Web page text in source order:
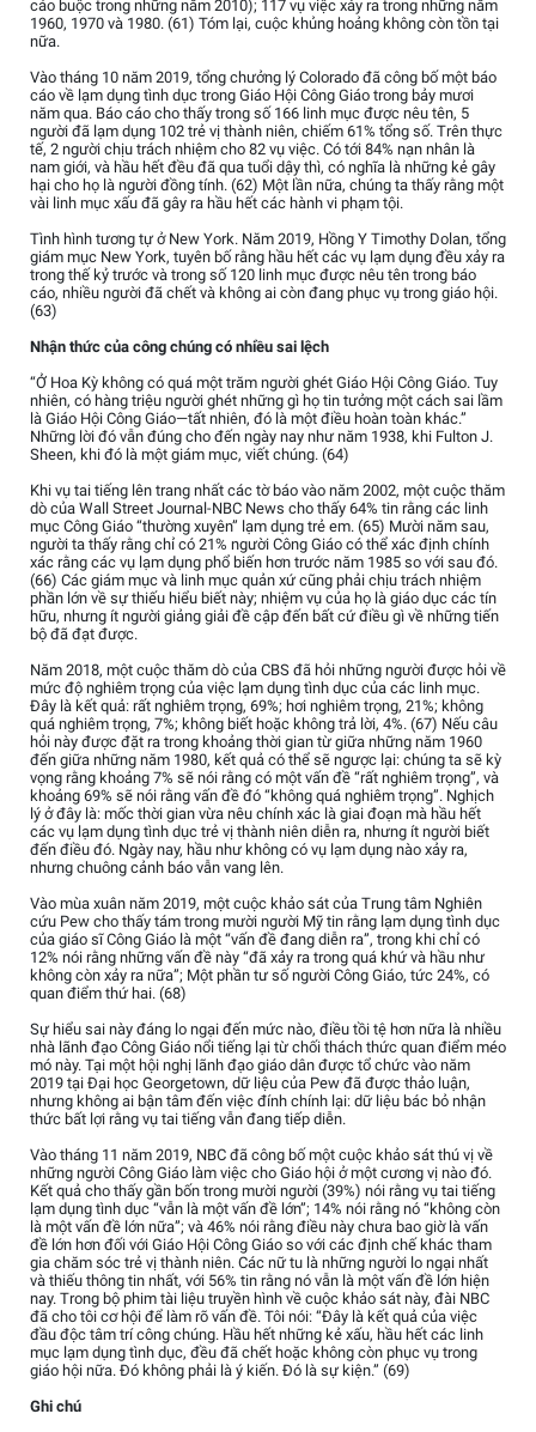
cáo buộc trong những năm 2010); 117 vụ việc xảy ra trong những năm
1960, 1970 và 1980. (61) Tóm lại, cuộc khủng hoảng không còn tồn tại
nữa.
Vào tháng 10 năm 2019, tổng chưởng lý Colorado đã công bố một báo
cáo về lạm dụng tình dục trong Giáo Hội Công Giáo trong bảy mươi
năm qua. Báo cáo cho thấy trong số 166 linh mục được nêu tên, 5
người đã lạm dụng 102 trẻ vị thành niên, chiếm 61% tổng số. Trên thực
tế, 2 người chịu trách nhiệm cho 82 vụ việc. Có tới 84% nạn nhân là
nam giới, và hầu hết đều đã qua tuổi dậy thì, có nghĩa là những kẻ gây
hại cho họ là người đồng tính. (62) Một lần nữa, chúng ta thấy rằng một
vài linh mục xấu đã gây ra hầu hết các hành vi phạm tội.
Tình hình tương tự ở New York. Năm 2019, Hồng Y Timothy Dolan, tổng
giám mục New York, tuyên bố rằng hầu hết các vụ lạm dụng đều xảy ra
trong thế kỷ trước và trong số 120 linh mục được nêu tên trong báo
cáo, nhiều người đã chết và không ai còn đang phục vụ trong giáo hội.
(63)
Nhận thức của công chúng có nhiều sai lệch
“Ở Hoa Kỳ không có quá một trăm người ghét Giáo Hội Công Giáo. Tuy
nhiên, có hàng triệu người ghét những gì họ tin tưởng một cách sai lầm
là Giáo Hội Công Giáo—tất nhiên, đó là một điều hoàn toàn khác.”
Những lời đó vẫn đúng cho đến ngày nay như năm 1938, khi Fulton J.
Sheen, khi đó là một giám mục, viết chúng. (64)
Khi vụ tai tiếng lên trang nhất các tờ báo vào năm 2002, một cuộc thăm
dò của Wall Street Journal-NBC News cho thấy 64% tin rằng các linh
mục Công Giáo “thường xuyên” lạm dụng trẻ em. (65) Mười năm sau,
người ta thấy rằng chỉ có 21% người Công Giáo có thể xác định chính
xác rằng các vụ lạm dụng phổ biến hơn trước năm 1985 so với sau đó.
(66) Các giám mục và linh mục quản xứ cũng phải chịu trách nhiệm
phần lớn về sự thiếu hiểu biết này; nhiệm vụ của họ là giáo dục các tín
hữu, nhưng ít người giảng giải đề cập đến bất cứ điều gì về những tiến
bộ đã đạt được.
Năm 2018, một cuộc thăm dò của CBS đã hỏi những người được hỏi về
mức độ nghiêm trọng của việc lạm dụng tình dục của các linh mục.
Đây là kết quả: rất nghiêm trọng, 69%; hơi nghiêm trọng, 21%; không
quá nghiêm trọng, 7%; không biết hoặc không trả lời, 4%. (67) Nếu câu
hỏi này được đặt ra trong khoảng thời gian từ giữa những năm 1960
đến giữa những năm 1980, kết quả có thể sẽ ngược lại: chúng ta sẽ kỳ
vọng rằng khoảng 7% sẽ nói rằng có một vấn đề “rất nghiêm trọng”, và
khoảng 69% sẽ nói rằng vấn đề đó “không quá nghiêm trọng”. Nghịch
lý ở đây là: mốc thời gian vừa nêu chính xác là giai đoạn mà hầu hết
các vụ lạm dụng tình dục trẻ vị thành niên diễn ra, nhưng ít người biết
đến điều đó. Ngày nay, hầu như không có vụ lạm dụng nào xảy ra,
nhưng chuông cảnh báo vẫn vang lên.
Vào mùa xuân năm 2019, một cuộc khảo sát của Trung tâm Nghiên
cứu Pew cho thấy tám trong mười người Mỹ tin rằng lạm dụng tình dục
của giáo sĩ Công Giáo là một “vấn đề đang diễn ra”, trong khi chỉ có
12% nói rằng những vấn đề này “đã xảy ra trong quá khứ và hầu như
không còn xảy ra nữa”; Một phần tư số người Công Giáo, tức 24%, có
quan điểm thứ hai. (68)
Sự hiểu sai này đáng lo ngại đến mức nào, điều tồi tệ hơn nữa là nhiều
nhà lãnh đạo Công Giáo nổi tiếng lại từ chối thách thức quan điểm méo
mó này. Tại một hội nghị lãnh đạo giáo dân được tổ chức vào năm
2019 tại Đại học Georgetown, dữ liệu của Pew đã được thảo luận,
nhưng không ai bận tâm đến việc đính chính lại: dữ liệu bác bỏ nhận
thức bất lợi rằng vụ tai tiếng vẫn đang tiếp diễn.
Vào tháng 11 năm 2019, NBC đã công bố một cuộc khảo sát thú vị về
những người Công Giáo làm việc cho Giáo hội ở một cương vị nào đó.
Kết quả cho thấy gần bốn trong mười người (39%) nói rằng vụ tai tiếng
lạm dụng tình dục “vẫn là một vấn đề lớn”; 14% nói rằng nó “không còn
là một vấn đề lớn nữa”; và 46% nói rằng điều này chưa bao giờ là vấn
đề lớn hơn đối với Giáo Hội Công Giáo so với các định chế khác tham
gia chăm sóc trẻ vị thành niên. Các nữ tu là những người lo ngại nhất
và thiếu thông tin nhất, với 56% tin rằng nó vẫn là một vấn đề lớn hiện
nay. Trong bộ phim tài liệu truyền hình về cuộc khảo sát này, đài NBC
đã cho tôi cơ hội để làm rõ vấn đề. Tôi nói: “Đây là kết quả của việc
đầu độc tâm trí công chúng. Hầu hết những kẻ xấu, hầu hết các linh
mục lạm dụng tình dục, đều đã chết hoặc không còn phục vụ trong
giáo hội nữa. Đó không phải là ý kiến. Đó là sự kiện.” (69)
Ghi chú